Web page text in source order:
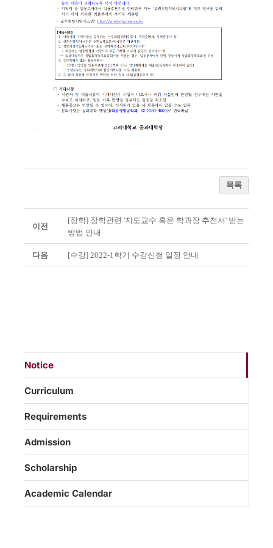
목록
이전
[장학] 장학관련 '지도교수 혹은 학과장 추천서' 받는
방법 안내
다음 [수강] 2022-1학기 수강신청 일정 안내
Notice
Curriculum
Requirements
Admission
Scholarship
Academic Calendar